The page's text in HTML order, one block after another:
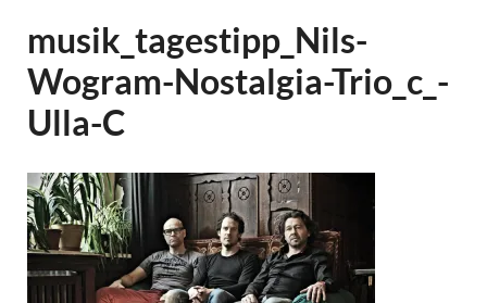
musik_tagestipp_Nils-
Wogram-Nostalgia-Trio_c_-
Ulla-C